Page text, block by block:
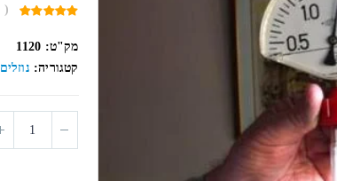
out
of
5
(
מק"ט: 1120
קטגוריה: